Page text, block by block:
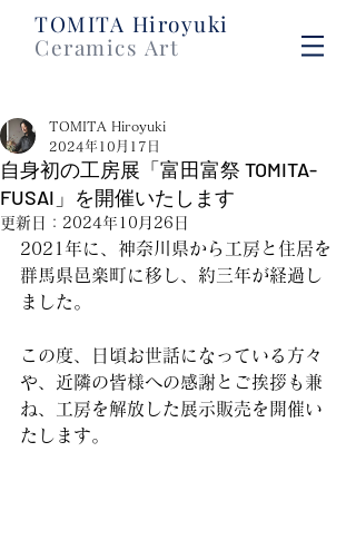
​TOMITA Hiroyuki
Ceramics Art
自身初の工房展「富田富祭 TOMITA-
FUSAI」を開催いたします
TOMITA Hiroyuki
2024年10月17日
更新日： 2024年10月26日
2021年に、神奈川県から工房と住居を
群馬県邑楽町に移し、約三年が経過し
ました。
この度、日頃お世話になっている方々
や、近隣の皆様への感謝とご挨拶も兼
ね、工房を解放した展示販売を開催い
たします。